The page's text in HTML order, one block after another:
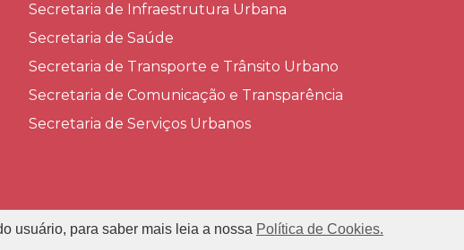
Secretaria de Infraestrutura Urbana
Secretaria de Saúde
Secretaria de Transporte e Trânsito Urbano
Secretaria de Comunicação e Transparência
Secretaria de Serviços Urbanos
Prefeitura Municipal de Conceição das Alagoas
usuário, para saber mais leia a nossa Política de Cookies.